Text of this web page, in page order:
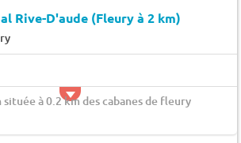
Rive-D'aude (Fleury à 2 km)
située à 0.2 km des cabanes de fleury